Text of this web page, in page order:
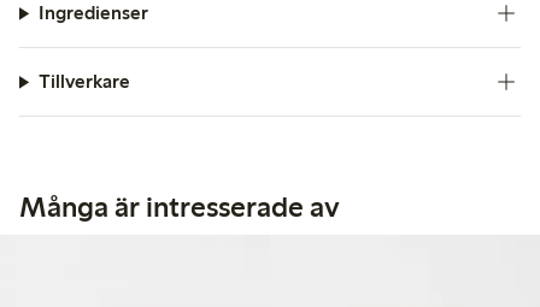
Ingredienser
Tillverkare
Många är intresserade av